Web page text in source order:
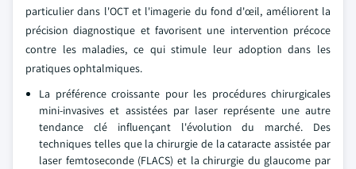
particulier dans l'OCT et l'imagerie du fond d'œil, améliorent la
précision diagnostique et favorisent une intervention précoce
contre les maladies, ce qui stimule leur adoption dans les
pratiques ophtalmiques.
La préférence croissante pour les procédures chirurgicales
mini-invasives et assistées par laser représente une autre
tendance clé influençant l'évolution du marché. Des
techniques telles que la chirurgie de la cataracte assistée par
laser femtoseconde (FLACS) et la chirurgie du glaucome par